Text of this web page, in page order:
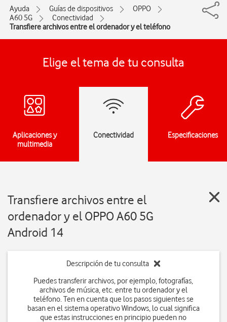
Ayuda Guías de dispositivos
OPPO
A60 5G
Conectividad
Transfiere archivos entre el ordenador y el teléfono
Elige el tema de tu consulta
Aplicaciones y
multimedia
Conectividad Especificaciones
Transfiere archivos entre el
ordenador y el OPPO A60 5G
Android 14
Descripción de tu consulta
Puedes transferir archivos, por ejemplo, fotografías,
archivos de música, etc. entre tu ordenador y el
teléfono. Ten en cuenta que los pasos siguientes se
basan en el sistema operativo Windows, lo cual significa
que estas instrucciones en principio pueden no